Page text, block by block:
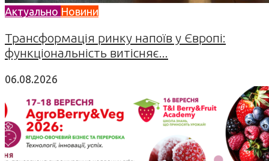
Актуально Новини
Трансформація ринку напоїв у Європі:
функціональність витісняє...
06.08.2026